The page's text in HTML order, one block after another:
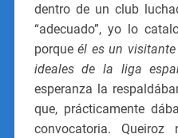
dentro de un club
“adecuado”, yo lo
porqueél es un
ideales de la liga
esperanza la
que, prácticamente
convocatoria.